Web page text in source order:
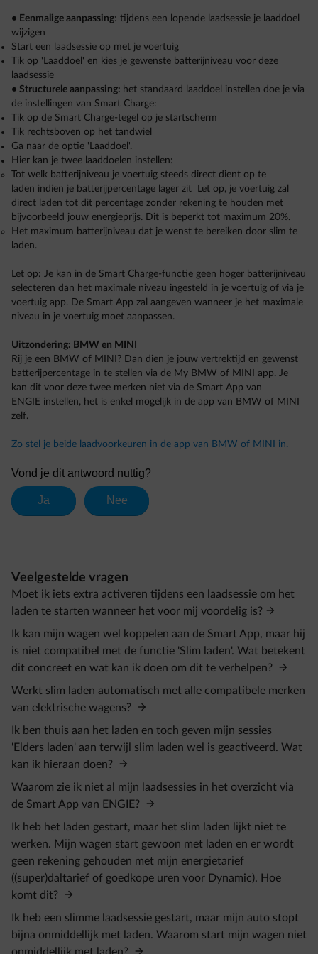
• Eenmalige aanpassing: tijdens een lopende laadsessie je laaddoel
wijzigen
Start een laadsessie op met je voertuig
Tik op 'Laaddoel' en kies je gewenste batterijniveau voor deze
laadsessie
• Structurele aanpassing: het standaard laaddoel instellen doe je via
de instellingen van Smart Charge:
Tik op de Smart Charge-tegel op je startscherm
Tik rechtsboven op het tandwiel
Ga naar de optie 'Laaddoel'.
Hier kan je twee laaddoelen instellen:
Tot welk batterijniveau je voertuig steeds direct dient op te
laden indien je batterijpercentage lager zit Let op, je voertuig zal
direct laden tot dit percentage zonder rekening te houden met
bijvoorbeeld jouw energieprijs. Dit is beperkt tot maximum 20%.
Het maximum batterijniveau dat je wenst te bereiken door slim te
laden.
Let op: Je kan in de Smart Charge-functie geen hoger batterijniveau
selecteren dan het maximale niveau ingesteld in je voertuig of via je
voertuig app. De Smart App zal aangeven wanneer je het maximale
niveau in je voertuig moet aanpassen.
Uitzondering: BMW en MINI
Rij je een BMW of MINI? Dan dien je jouw vertrektijd en gewenst
batterijpercentage in te stellen via de My BMW of MINI app. Je
kan dit voor deze twee merken niet via de Smart App van
ENGIE instellen, het is enkel mogelijk in de app van BMW of MINI
zelf.
Zo stel je beide laadvoorkeuren in de app van BMW of MINI in.
Veelgestelde vragen
Moet ik iets extra activeren tijdens een laadsessie om het
laden te starten wanneer het voor mij voordelig is?
Ik kan mijn wagen wel koppelen aan de Smart App, maar hij
is niet compatibel met de functie 'Slim laden'. Wat betekent
dit concreet en wat kan ik doen om dit te verhelpen?
Werkt slim laden automatisch met alle compatibele merken
van elektrische wagens?
Ik ben thuis aan het laden en toch geven mijn sessies
'Elders laden' aan terwijl slim laden wel is geactiveerd. Wat
kan ik hieraan doen?
Waarom zie ik niet al mijn laadsessies in het overzicht via
de Smart App van ENGIE?
Ik heb het laden gestart, maar het slim laden lijkt niet te
werken. Mijn wagen start gewoon met laden en er wordt
geen rekening gehouden met mijn energietarief
((super)daltarief of goedkope uren voor Dynamic). Hoe
komt dit?
Ik heb een slimme laadsessie gestart, maar mijn auto stopt
bijna onmiddellijk met laden. Waarom start mijn wagen niet